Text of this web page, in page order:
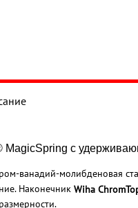
с
ванадий-молибденовая
Наконечник Wiha